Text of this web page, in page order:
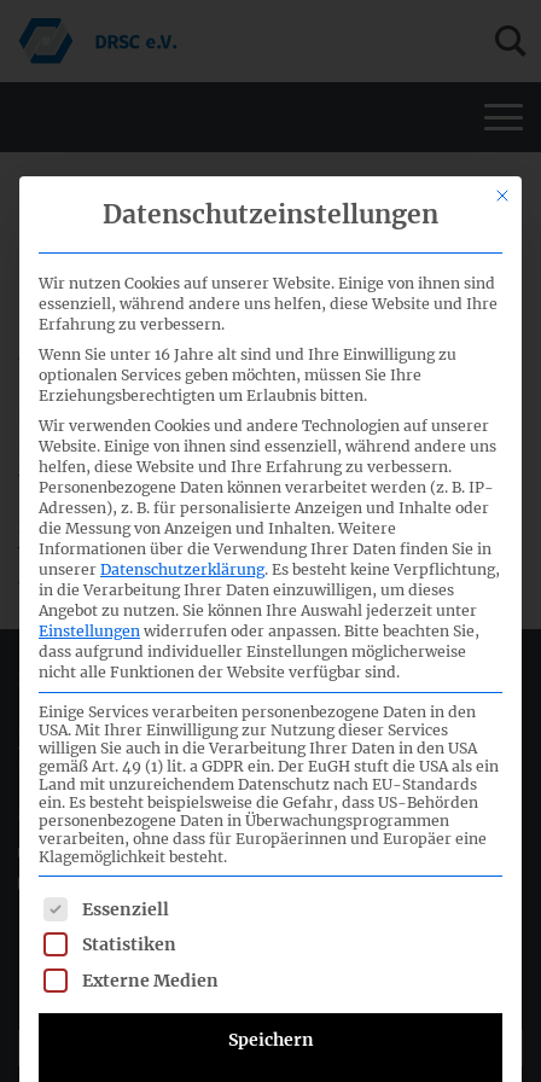
24. Mai 2024
28. Sitzung FA
Nachhaltigkeitsberichterstattung –
Agenda und Sitzungspapiere
Die Tagesordnung und die Sitzungspapiere für die 28.
Sitzung des FA Nachhaltigkeitsberichterstattung am 28.
Mai 2024 stehen zumDownloadbereit.
Die Sitzung wird aus technischen Gründen nicht als Live-
Webcast zur Verfügung stehen, sondern nur im Anschluss
an die Sitzung als Mitschnitt.
Deutsches Rechnungslegungs Standards Committee e.V.
Joachimsthaler Str. 34
10719 Berlin
+49 (0)30 20 64 12 - 0
+49 (0)30 20 64 12 - 15
info@drsc.de
Folgen Sie dem DRSC
DRSC-Newsletter abonnieren
Mit
Datenschutzeinstellungen
Wir nutzen Cookies auf unserer Website. Einige von ihnen sind
essenziell, während andere uns helfen, diese Website und Ihre
Erfahrung zu verbessern.
Wenn Sie unter 16 Jahre alt sind und Ihre Einwilligung zu
optionalen Services geben möchten, müssen Sie Ihre
Erziehungsberechtigten um Erlaubnis bitten.
Wir verwenden Cookies und andere Technologien auf unserer
Website. Einige von ihnen sind essenziell, während andere uns
helfen, diese Website und Ihre Erfahrung zu verbessern.
Personenbezogene Daten können verarbeitet werden (z. B. IP-
Adressen), z. B. für personalisierte Anzeigen und Inhalte oder
die Messung von Anzeigen und Inhalten. Weitere
Informationen über die Verwendung Ihrer Daten finden Sie in
unserer Datenschutzerklärung. Es besteht keine Verpflichtung,
in die Verarbeitung Ihrer Daten einzuwilligen, um dieses
Angebot zu nutzen. Sie können Ihre Auswahl jederzeit unter
Einstellungen widerrufen oder anpassen. Bitte beachten Sie,
dass aufgrund individueller Einstellungen möglicherweise
nicht alle Funktionen der Website verfügbar sind.
Einige Services verarbeiten personenbezogene Daten in den
USA. Mit Ihrer Einwilligung zur Nutzung dieser Services
willigen Sie auch in die Verarbeitung Ihrer Daten in den USA
gemäß Art. 49 (1) lit. a GDPR ein. Der EuGH stuft die USA als ein
Land mit unzureichendem Datenschutz nach EU-Standards
ein. Es besteht beispielsweise die Gefahr, dass US-Behörden
personenbezogene Daten in Überwachungsprogrammen
verarbeiten, ohne dass für Europäerinnen und Europäer eine
Klagemöglichkeit besteht.
Es folgt eine Liste der Service-Gruppen, für die eine
Essenziell
Statistiken
Externe Medien
Speichern